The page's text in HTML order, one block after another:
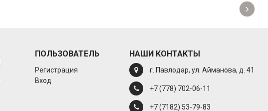
›
ПОЛЬЗОВАТЕЛЬ
Регистрация
Вход
НАШИ КОНТАКТЫ
г. Павлодар, ул. Айманова, д. 41
+7 (778) 702-06-11
+7 (7182) 53-79-83